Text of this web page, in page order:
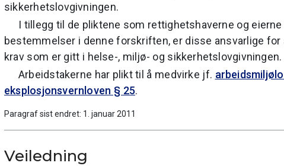
sikkerhetslovgivningen.
I tillegg til de pliktene som rettighetshaverne og
bestemmelser i denne forskriften, er disse ansvarlige
krav som er gitt i helse-, miljø- og sikkerhetslovgivningen.
Arbeidstakerne har plikt til å medvirke jf.
eksplosjonsvernloven § 25.
Paragraf sist endret: 1. januar 2011
Veiledning